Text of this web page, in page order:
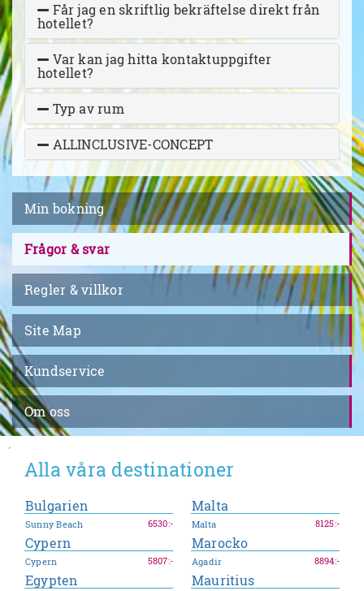
Får jag en skriftlig bekräftelse direkt från
hotellet?
Var kan jag hitta kontaktuppgifter
hotellet?
Typ av rum
ALLINCLUSIVE-CONCEPT
Min bokning
Frågor & svar
Regler & villkor
Site Map
Kundservice
Om oss
´
Alla våra destinationer
Bulgarien
Sunny Beach 6530:-
Cypern
Cypern 5807:-
Egypten
Malta
Malta 8125:-
Marocko
Agadir 8894:-
Mauritius